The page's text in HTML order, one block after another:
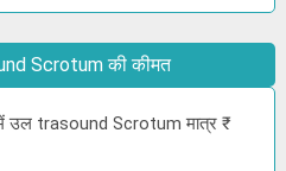
Scrotum की कीमत
में उल trasound Scrotum मात्र ₹